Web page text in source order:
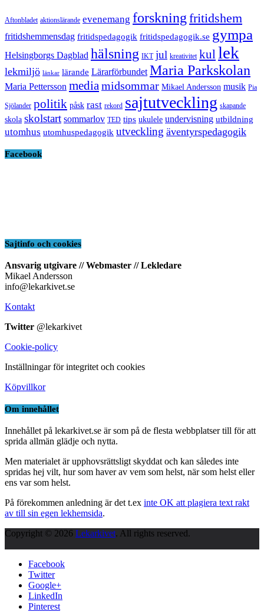
Aftonbladet aktionslärande evenemang forskningfritidshem
fritidshemmensdag fritidspedagogik fritidspedagogik.se gympa
Helsingborgs Dagblad hälsning IKT jul kreativitet kul lek
lekmiljö länkar lärande Lärarförbundet Maria Parkskolan
Maria Pettersson mediamidsommar Mikael Andersson musik Pia
Sjölander politik påsk rast rekord sajtutveckling skapande
skola skolstart sommarlov TED tips ukulele undervisning utbildning
utomhus utomhuspedagogik utveckling äventyrspedagogik
Facebook
Sajtinfo och cookies
Ansvarig utgivare // Webmaster // Lekledare
Mikael Andersson
info@lekarkivet.se
Kontakt
Twitter @lekarkivet
Cookie-policy
Inställningar för integritet och cookies
Köpvillkor
Om innehållet
Innehållet på lekarkivet.se är som på de flesta webbplatser till för att
sprida allmän glädje och nytta.
Men materialet är upphovsrättsligt skyddat och kan således inte
spridas hej vilt, hur som haver av vem som helst, när som helst eller
ens var som helst.
På förekommen anledning är det t.ex inte OK att plagiera text rakt
av till sin egen lekhemsida.
Copyright © 2026 Lekarkivet. All rights reserved.
Facebook
Twitter
Google+
LinkedIn
Pinterest